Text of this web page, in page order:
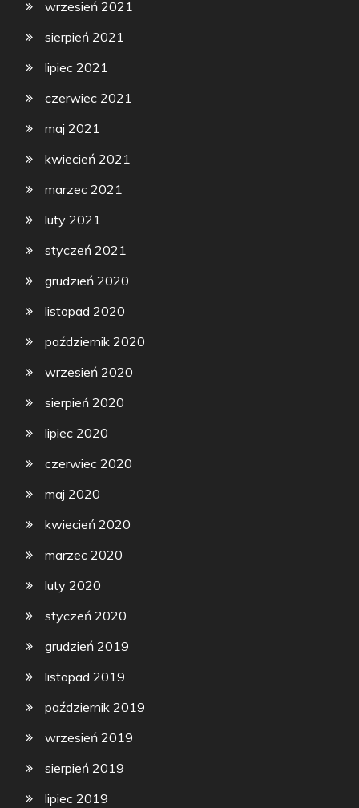
wrzesień 2021
sierpień 2021
lipiec 2021
czerwiec 2021
maj 2021
kwiecień 2021
marzec 2021
luty 2021
styczeń 2021
grudzień 2020
listopad 2020
październik 2020
wrzesień 2020
sierpień 2020
lipiec 2020
czerwiec 2020
maj 2020
kwiecień 2020
marzec 2020
luty 2020
styczeń 2020
grudzień 2019
listopad 2019
październik 2019
wrzesień 2019
sierpień 2019
lipiec 2019